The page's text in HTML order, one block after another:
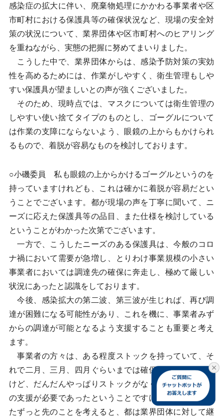
感染症の拡大に伴い、廃棄物処理にかかわる事業者や区
市町村における保護具等の確保状況など、現場の安全対
策の状況について、業界団体や区市町村へのヒアリング
を重ねながら、実態の把握に努めてまいりました。
こうした中で、業界団体からは、感染予防対策の実効
性を高めるためには、作業がしやすく、衛生管理もしや
すい保護具が望ましいとの声が強くございました。
そのため、現時点では、マスクについては衛生管理の
しやすい使い捨てタイプのものとし、ゴーグルについて
は作業の支障にならないよう、眼鏡の上からもかけられ
るもので、着脱が容易なものを検討しております。
○小磯委員 私も眼鏡の上からかけるゴーグルというのを
持っていますけれども、これは確かに着脱が容易だとい
うことでございます。都が現場の声を丁寧に聞いて、ニ
ーズに応えた保護具等の品目、また仕様を検討している
ということがわかった次第でございます。
一方で、こうしたニーズのある保護具は、今般のコロ
ナ禍において需要が急増し、とりわけ事業規模の小さい
事業者においては調達先の確保に奔走し、極めて厳しい
状況にあったと認識をしております。
今後、感染拡大の第二波、第三波が生じれば、再び調
達が困難になる可能性があり、これを機に、事業者みず
からの調達が可能となるよう支援することも重要と考え
ます。
事業者の方々は、ある程度ストックを持っていて、そ
れで二月、三月、四月ぐらいまでは確保していたんです
けど、だんだんやっぱりストックがなくなってきて、都
の支援が必要であったということですけど、これからま
たずっと先のことを考えると、都は業界団体に対して継